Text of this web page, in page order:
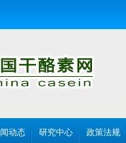
动态 研究中心 政策法规